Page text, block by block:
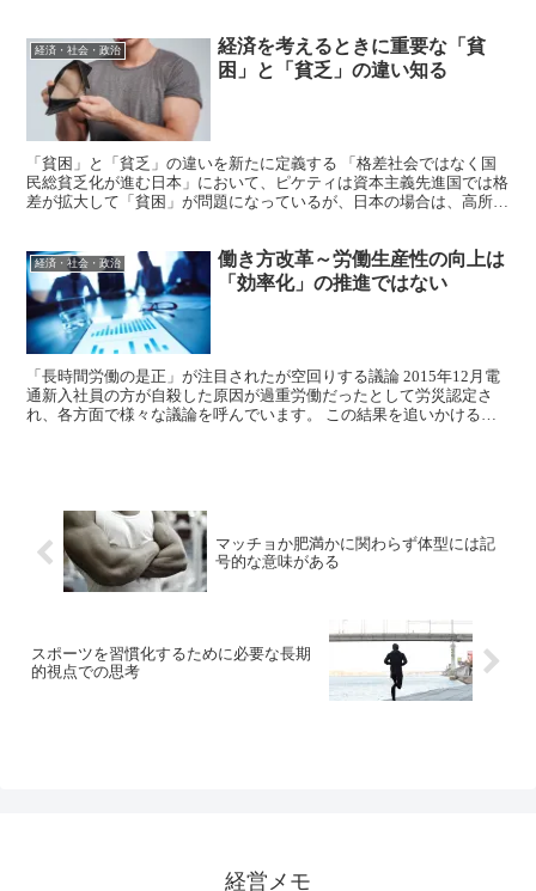
経済・社会・政治
経済を考えるときに重要な「貧
困」と「貧乏」の違い知る
「貧困」と「貧乏」の違いを新たに定義する 「格差社会ではなく国
民総貧乏化が進む日本」において、ピケティは資本主義先進国では格
差が拡大して「貧困」が問題になっているが、日本の場合は、高所得
経済・社会・政治
働き方改革～労働生産性の向上は
「効率化」の推進ではない
「長時間労働の是正」が注目されたが空回りする議論 2015年12月電
通新入社員の方が自殺した原因が過重労働だったとして労災認定さ
れ、各方面で様々な議論を呼んでいます。 この結果を追いかけるよ
マッチョか肥満かに関わらず体型には記
号的な意味がある
スポーツを習慣化するために必要な長期
的視点での思考
経営メモ